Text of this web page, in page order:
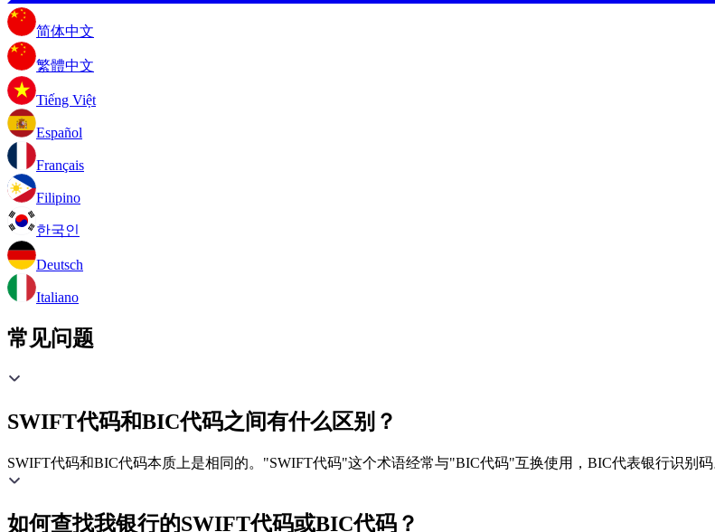
简体中文
繁體中文
Tiếng Việt
Español
Français
Filipino
한국인
Deutsch
Italiano
常见问题
SWIFT代码和BIC代码之间有什么区别？
SWIFT代码和BIC代码本质上是相同的。"SWIFT代码"这个术语经常与"BIC代码"互换使用，BIC代表银行识别
如何查找我银行的SWIFT代码或BIC代码？